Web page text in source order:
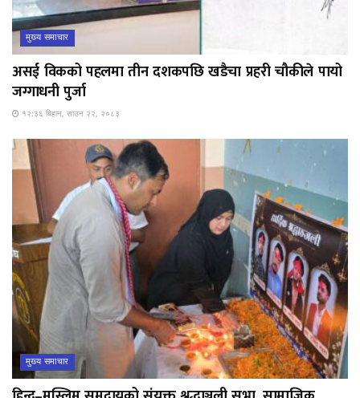
मुख्य समाचार
असई विकको पहलमा तीन दशकपछि खडैचा प्रहरी चौकीले पायो
जग्गाधनी पुर्जा
१२:३६ बिहान, साउन २२, २०८३
मुख्य समाचार